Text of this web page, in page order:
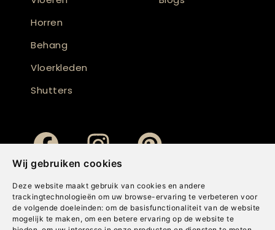
Wij gebruiken cookies
Deze website maakt gebruik van cookies en andere
trackingtechnologieën om uw browse-ervaring te verbeteren voor
de volgende doeleinden: om de basisfunctionaliteit van de website
mogelijk te maken , om een betere ervaring op de website te
Horren
Behang
Vloerkleden
Shutters